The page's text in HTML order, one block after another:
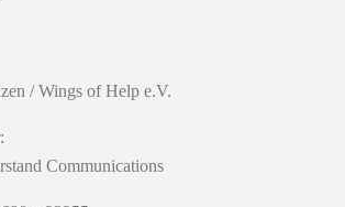
/ Wings of Help e.V.
Communications